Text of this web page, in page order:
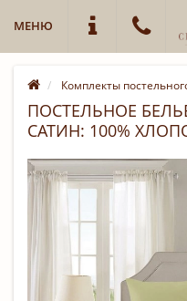
МЕНЮ
Комплекты
ПОСТЕЛЬНОЕ
САТИН: 100%